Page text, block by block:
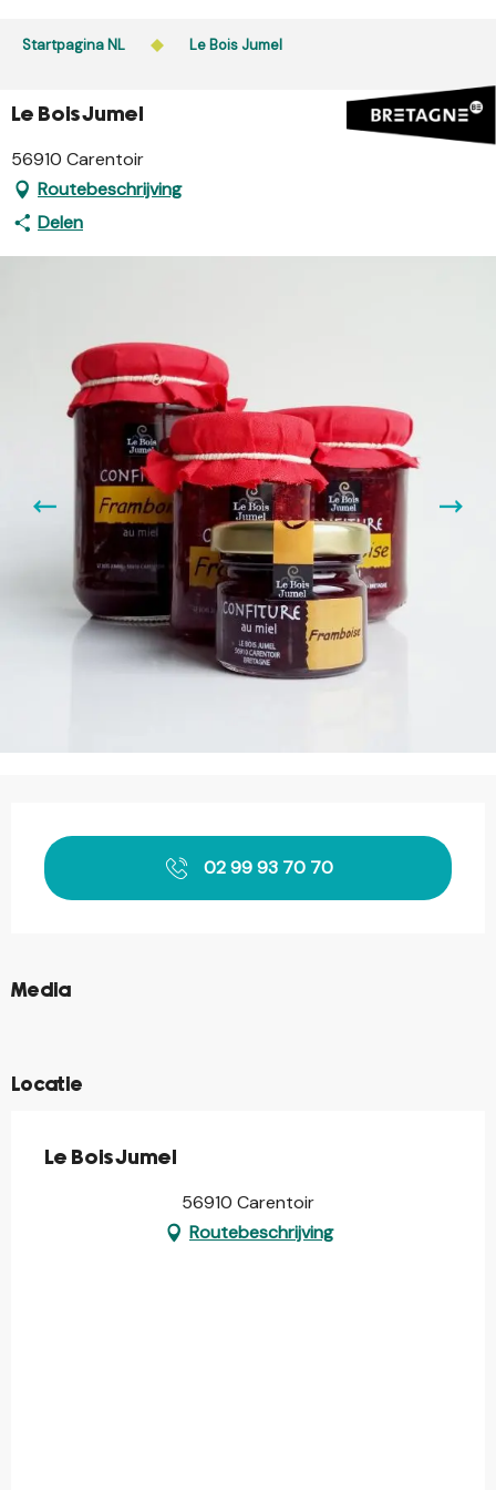
Startpagina NL Le Bois Jumel
Le Bois Jumel
56910 Carentoir
Routebeschrijving
Delen
02 99 93 70 70
Media
©
©
Locatie
Le Bois Jumel
56910 Carentoir
Routebeschrijving